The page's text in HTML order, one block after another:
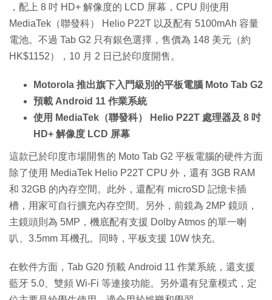
，配上 8 吋 HD+ 解像度的 LCD 屏幕，CPU 則使用
MediaTek（聯發科） Helio P22T 以及配有 5100mAh 容量
電池。不過 Tab G2 只有銀色選擇，售價為 148 美元（約
HK$1152），10 月 2 日已於印度開售。
Motorola 推出旗下入門級別的平板電腦 Moto Tab G2
預載 Android 11 作業系統
使用 MediaTek（聯發科） Helio P22T 處理器及 8 吋
HD+ 解像度 LCD 屏幕
這款已於印度市場開售的 Moto Tab G2 平板電腦的硬件方面
除了使用 MediaTek Helio P22T CPU 外，還有 3GB RAM
和 32GB 的內存空間。此外，還配有 microSD 記憶卡插
槽，用家可自行擴充內存空間。另外，前鏡為 2MP 鏡頭，
主鏡頭則為 5MP，機底配有支援 Dolby Atmos 的單一喇
叭、3.5mm 耳機孔。同時，平板支援 10W 快充。
在軟件方面，Tab G20 預載 Android 11 作業系統，還支援
藍牙 5.0、雙頻 Wi-Fi 等連接功能。另外還有兒童模式，定